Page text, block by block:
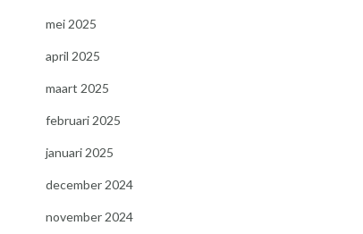
mei 2025
april 2025
maart 2025
februari 2025
januari 2025
december 2024
november 2024